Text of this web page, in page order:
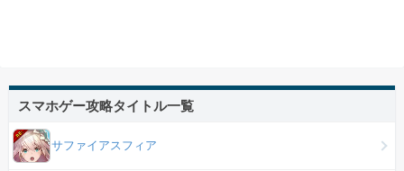
スマホゲー攻略タイトル一覧
サファイアスフィア